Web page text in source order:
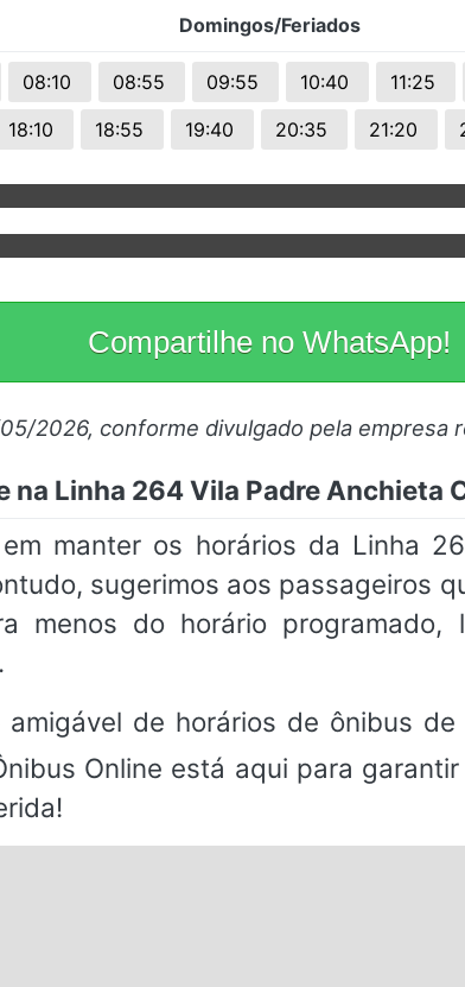
Domingos/Feriados
08:10 08:55 09:55 10:40 11:25
18:10 18:55 19:40 20:35 21:20
Compartilhe no WhatsApp!
2026, conforme divulgado pela empresa
na Linha 264 Vila Padre Anchieta
manter os horários da Linha
sugerimos aos passageiros
menos do horário programado,
de horários de ônibus
Online está aqui para